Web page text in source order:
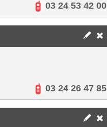
03 24 53 42 00
03 24 26 47 85